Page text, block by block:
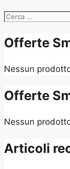
Ricerca
Offerte
Nessun
Offerte
Nessun
Articoli